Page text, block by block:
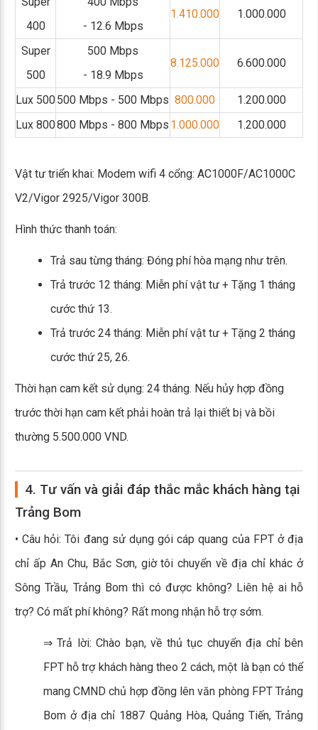
400
- 12.6 Mbps
1.410.000 1.000.000
Super
500
500 Mbps
- 18.9 Mbps
8.125.000 6.600.000
Lux 500500 Mbps - 500 Mbps 800.000
1.200.000
Lux 800800 Mbps - 800 Mbps 1.000.000 1.200.000
Vật tư triển khai: Modem wifi 4 cổng: AC1000F/AC1000C
V2/Vigor 2925/Vigor 300B.
Hình thức thanh toán:
Trả sau từng tháng: Đóng phí hòa mạng như trên.
Trả trước 12 tháng: Miễn phí vật tư + Tặng 1 tháng
cước thứ 13.
Trả trước 24 tháng: Miễn phí vật tư + Tặng 2 tháng
cước thứ 25, 26.
Thời hạn cam kết sử dụng: 24 tháng. Nếu hủy hợp đồng
trước thời hạn cam kết phải hoàn trả lại thiết bị và bồi
thường 5.500.000 VND.
4. Tư vấn và giải đáp thắc mắc khách hàng tại
Trảng Bom
• Câu hỏi: Tôi đang sử dụng gói cáp quang của FPT ở địa
chỉ ấp An Chu, Bắc Sơn, giờ tôi chuyển về địa chỉ khác ở
Sông Trầu, Trảng Bom thì có được không? Liên hệ ai hỗ
trợ? Có mất phí không? Rất mong nhận hỗ trợ sớm.
⇒ Trả lời: Chào bạn, về thủ tục chuyển địa chỉ bên
FPT hỗ trợ khách hàng theo 2 cách, một là bạn có thể
mang CMND chủ hợp đồng lên văn phòng FPT Trảng
Bom ở địa chỉ 1887 Quảng Hòa, Quảng Tiến, Trảng